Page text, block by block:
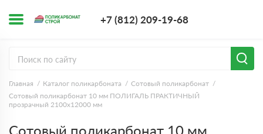
+7 (812) 209-19-68
Главная Каталог поликарбоната
Сотовый поликарбонат
Сотовый поликарбонат 10 мм ПОЛИГАЛЬ ПРАКТИЧНЫЙ
прозрачный 2100х12000 мм
Сотовый поликарбонат 10 мм